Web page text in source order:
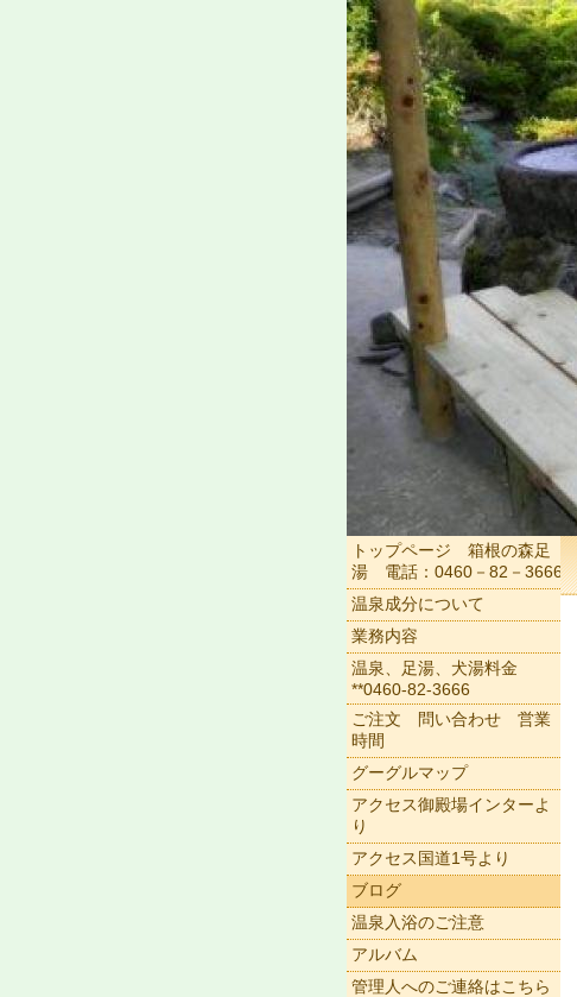
トップページ 箱根の森足
湯 電話：0460－82－3666
温泉成分について
業務内容
温泉、足湯、犬湯料金
**0460-82-3666
ご注文 問い合わせ 営業
時間
グーグルマップ
アクセス御殿場インターよ
り
アクセス国道1号より
ブログ
温泉入浴のご注意
アルバム
管理人へのご連絡はこちら